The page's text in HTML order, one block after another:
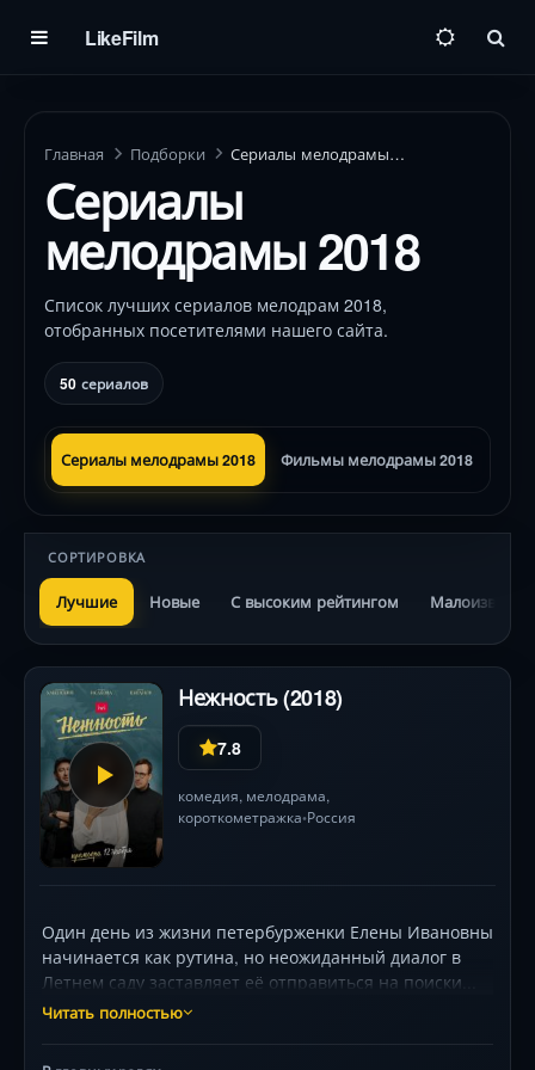
LikeFilm
Главная Подборки Сериалы мелодрамы 2018
Сериалы
мелодрамы 2018
Список лучших сериалов мелодрам 2018,
отобранных посетителями нашего сайта.
50 сериалов
Сериалы мелодрамы 2018 Фильмы мелодрамы 2018
СОРТИРОВКА
Лучшие Новые С высоким рейтингом
Нежность (2018)
7.8
комедия, мелодрама,
короткометражка•Россия
Один день из жизни петербурженки Елены Ивановны
начинается как рутина, но неожиданный диалог в
Летнем саду заставляет её отправиться на поиски...
чего? Мужчины? Секса? Или настоящего чувства?
Читать полностью